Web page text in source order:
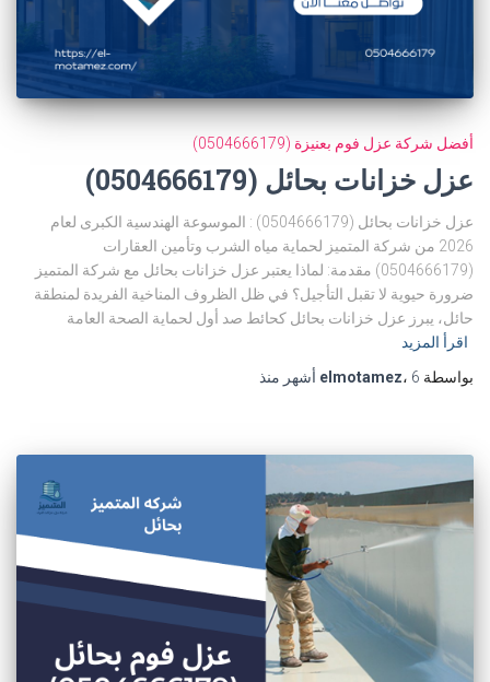
أفضل شركة عزل فوم بعنيزة (0504666179)
عزل خزانات بحائل (0504666179)
عزل خزانات بحائل (0504666179) : الموسوعة الهندسية الكبرى لعام
2026 من شركة المتميز لحماية مياه الشرب وتأمين العقارات
(0504666179) مقدمة: لماذا يعتبر عزل خزانات بحائل مع شركة المتميز
ضرورة حيوية لا تقبل التأجيل؟ في ظل الظروف المناخية الفريدة لمنطقة
حائل، يبرز عزل خزانات بحائل كحائط صد أول لحماية الصحة العامة
اقرأ المزيد
بواسطة
elmotamez، 6 أشهر منذ